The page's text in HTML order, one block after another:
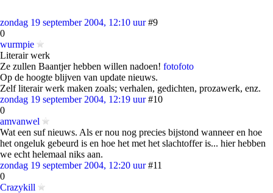
zondag 19 september 2004, 12:10 uur #9
0
wurmpie
Literair werk
Ze zullen Baantjer hebben willen nadoen! fotofoto
Op de hoogte blijven van update nieuws.
Zelf literair werk maken zoals; verhalen, gedichten, prozawerk, enz.
zondag 19 september 2004, 12:19 uur #10
0
amvanwel
Wat een suf nieuws. Als er nou nog precies bijstond wanneer en hoe
het ongeluk gebeurd is en hoe het met het slachtoffer is... hier hebben
we echt helemaal niks aan.
zondag 19 september 2004, 12:20 uur #11
0
Crazykill